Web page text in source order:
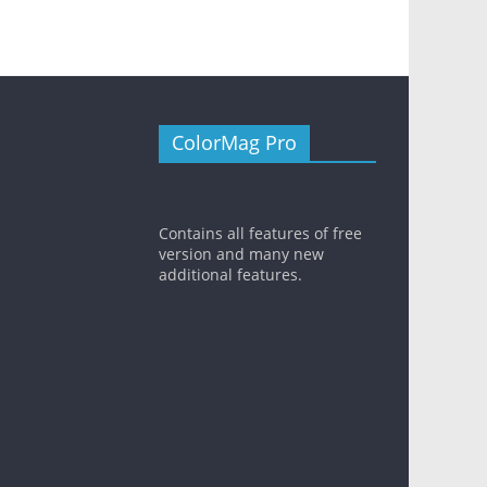
ColorMag Pro
Contains all features of free
version and many new
additional features.